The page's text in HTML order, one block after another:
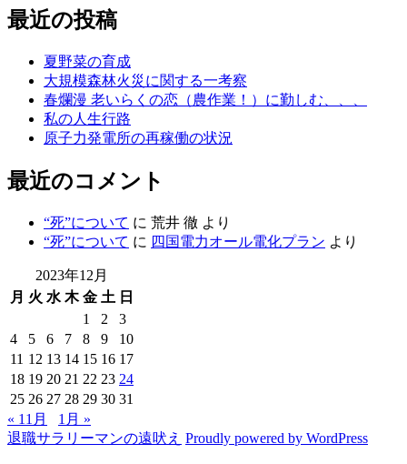
ゴ
最近の投稿
夏野菜の育成
大規模森林火災に関する一考察
春爛漫 老いらくの恋（農作業！）に勤しむ、、、
私の人生行路
原子力発電所の再稼働の状況
最近のコメント
“死”について に 荒井 徹 より
“死”について に 四国電力オール電化プラン より
2023年12月
月 火 水 木 金 土 日
1
2
3
4
5 6 7 8 9
10
11 12 13 14 15 16 17
18 19 20 21 22 23 24
25 26 27 28 29 30 31
« 11月
1月 »
退職サラリーマンの遠吠え Proudly powered by WordPress